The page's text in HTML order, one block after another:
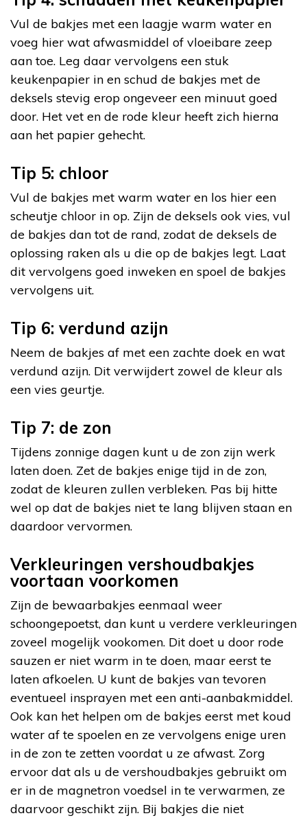
Vul de bakjes met een laagje warm water en
voeg hier wat afwasmiddel of vloeibare zeep
aan toe. Leg daar vervolgens een stuk
keukenpapier in en schud de bakjes met de
deksels stevig erop ongeveer een minuut goed
door. Het vet en de rode kleur heeft zich hierna
aan het papier gehecht.
Tip 5: chloor
Vul de bakjes met warm water en los hier een
scheutje chloor in op. Zijn de deksels ook vies, vul
de bakjes dan tot de rand, zodat de deksels de
oplossing raken als u die op de bakjes legt. Laat
dit vervolgens goed inweken en spoel de bakjes
vervolgens uit.
Tip 6: verdund azijn
Neem de bakjes af met een zachte doek en wat
verdund azijn. Dit verwijdert zowel de kleur als
een vies geurtje.
Tip 7: de zon
Tijdens zonnige dagen kunt u de zon zijn werk
laten doen. Zet de bakjes enige tijd in de zon,
zodat de kleuren zullen verbleken. Pas bij hitte
wel op dat de bakjes niet te lang blijven staan en
daardoor vervormen.
Verkleuringen vershoudbakjes
voortaan voorkomen
Zijn de bewaarbakjes eenmaal weer
schoongepoetst, dan kunt u verdere verkleuringen
zoveel mogelijk vookomen. Dit doet u door rode
sauzen er niet warm in te doen, maar eerst te
laten afkoelen. U kunt de bakjes van tevoren
eventueel insprayen met een anti-aanbakmiddel.
Ook kan het helpen om de bakjes eerst met koud
water af te spoelen en ze vervolgens enige uren
in de zon te zetten voordat u ze afwast. Zorg
ervoor dat als u de vershoudbakjes gebruikt om
er in de magnetron voedsel in te verwarmen, ze
daarvoor geschikt zijn. Bij bakjes die niet